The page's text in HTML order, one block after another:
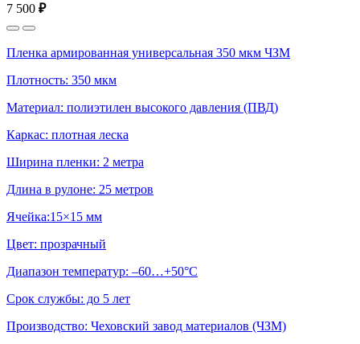
7 500 ₽
Пленка армированная универсальная 350 мкм ЧЗМ
Плотность: 350 мкм
Материал: полиэтилен высокого давления (ПВД)
Каркас: плотная леска
Ширина пленки: 2 метра
Длина в рулоне: 25 метров
Ячейка:15×15 мм
Цвет: прозрачный
Диапазон температур: –60…+50°С
Срок службы: до 5 лет
Производство: Чеховский завод материалов (ЧЗМ)